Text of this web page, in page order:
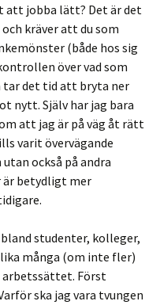
att jobba lätt? Det är det
kräver att du som
(både hos sig
över vad som
tar det tid att bryta ner
nytt. Själv har jag bara
att jag är på väg åt rätt
varit övervägande
också på andra
är betydligt mer
studenter, kolleger,
många (om inte fler)
Först
ska jag vara tvungen